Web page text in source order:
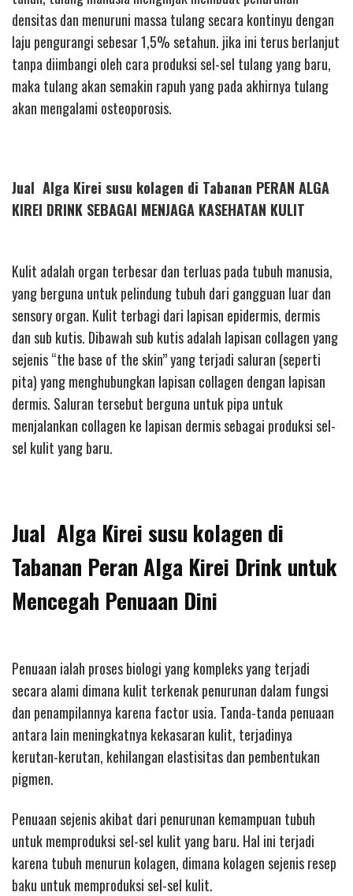
densitas dan menuruni massa tulang secara kontinyu dengan
laju pengurangi sebesar 1,5% setahun. jika ini terus berlanjut
tanpa diimbangi oleh cara produksi sel-sel tulang yang baru,
maka tulang akan semakin rapuh yang pada akhirnya tulang
akan mengalami osteoporosis.
Jual Alga Kirei susu kolagen di Tabanan PERAN ALGA
KIREI DRINK SEBAGAI MENJAGA KASEHATAN KULIT
Kulit adalah organ terbesar dan terluas pada tubuh manusia,
yang berguna untuk pelindung tubuh dari gangguan luar dan
sensory organ. Kulit terbagi dari lapisan epidermis, dermis
dan sub kutis. Dibawah sub kutis adalah lapisan collagen yang
sejenis “the base of the skin” yang terjadi saluran (seperti
pita) yang menghubungkan lapisan collagen dengan lapisan
dermis. Saluran tersebut berguna untuk pipa untuk
menjalankan collagen ke lapisan dermis sebagai produksi sel-
sel kulit yang baru.
Jual Alga Kirei susu kolagen di
Tabanan Peran Alga Kirei Drink untuk
Mencegah Penuaan Dini
Penuaan ialah proses biologi yang kompleks yang terjadi
secara alami dimana kulit terkenak penurunan dalam fungsi
dan penampilannya karena factor usia. Tanda-tanda penuaan
antara lain meningkatnya kekasaran kulit, terjadinya
kerutan-kerutan, kehilangan elastisitas dan pembentukan
pigmen.
Penuaan sejenis akibat dari penurunan kemampuan tubuh
untuk memproduksi sel-sel kulit yang baru. Hal ini terjadi
karena tubuh menurun kolagen, dimana kolagen sejenis resep
baku untuk memproduksi sel-sel kulit.